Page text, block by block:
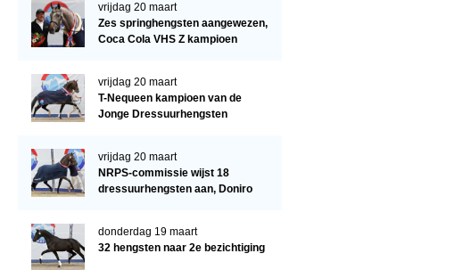
vrijdag 20 maart
Zes springhengsten aangewezen,
Coca Cola VHS Z kampioen
vrijdag 20 maart
T-Nequeen kampioen van de
Jonge Dressuurhengsten
vrijdag 20 maart
NRPS-commissie wijst 18
dressuurhengsten aan, Doniro
donderdag 19 maart
32 hengsten naar 2e bezichtiging